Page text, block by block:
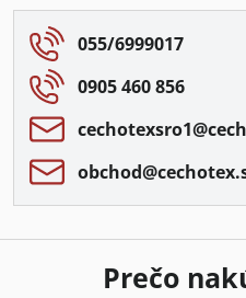
055/6999017
0905 460 856
Prečo